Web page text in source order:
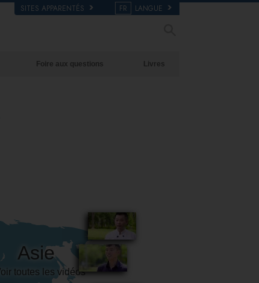
SITES APPARENTÉS FR LANGUE
Foire aux questions Livres